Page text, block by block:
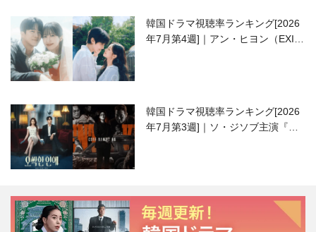
韓国ドラマ視聴率ランキング[2026
年7月第4週]｜アン・ヒヨン（EXID
韓国ドラマ視聴率ランキング[2026
年7月第3週]｜ソ・ジソブ主演『エ